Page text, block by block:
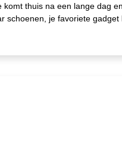
komt thuis na een lange dag
schoenen, je favoriete gadget